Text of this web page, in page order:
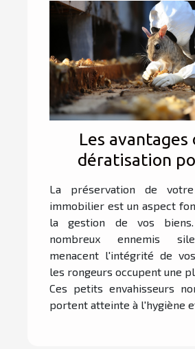
Les avantages
dératisation
préservation de
patrimoine
La préservation de
immobilier est un aspect
la gestion de vos
nombreux ennemis
menacent l'intégrité de
les rongeurs occupent une
Ces petits envahisseurs
portent atteinte à l'hygiène